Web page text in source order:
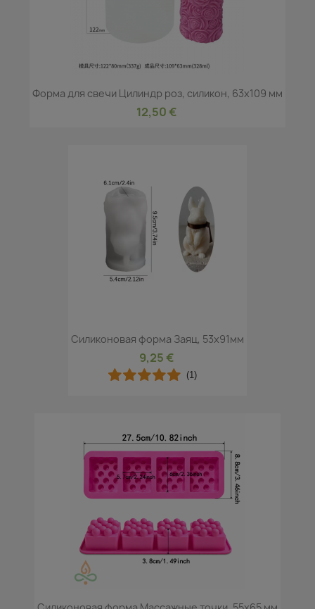
Форма для свечи Цилиндр роз, силикон, 63x109 мм
12,50 €
Силиконовая форма Заяц, 53x91мм
9,25 €
(1)